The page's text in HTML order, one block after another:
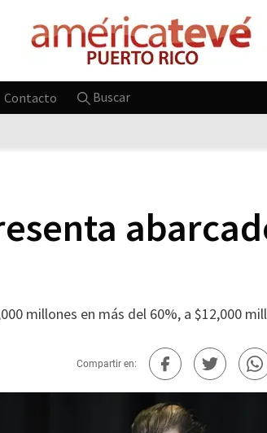
Contacto Buscar
millones en más del 60%, a $12,000
Compartir en: